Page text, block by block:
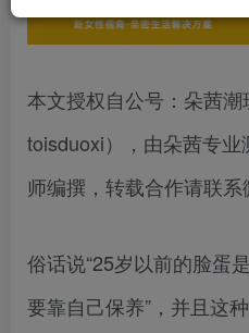
本文授权自公号：朵茜潮
toisduoxi），由朵茜专
师编撰，转载合作请联系
俗话说“25岁以前的脸蛋
要靠自己保养”，并且这